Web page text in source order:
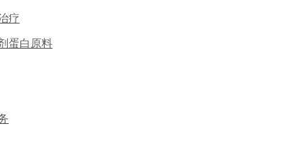
疗
蛋白原料